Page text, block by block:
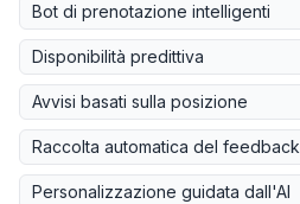
Bot di prenotazione intelligenti
Disponibilità predittiva
Avvisi basati sulla posizione
Raccolta automatica del feedback
Personalizzazione guidata dall'AI